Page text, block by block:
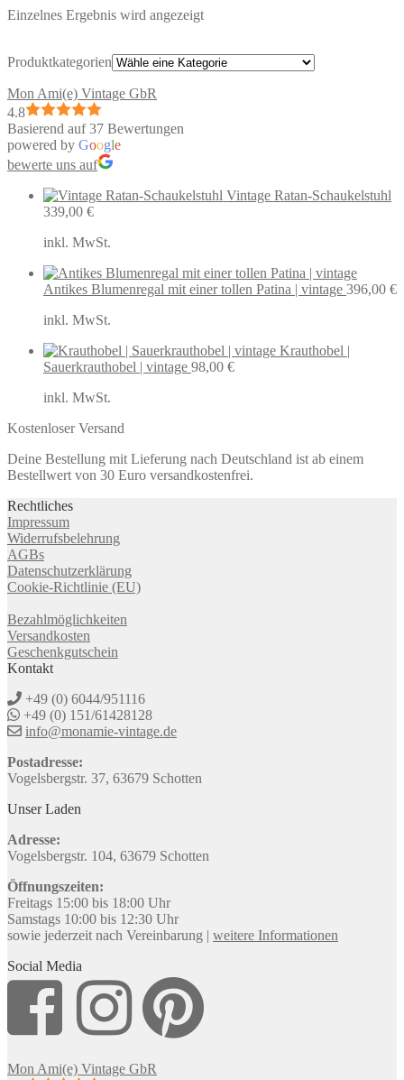
Einzelnes Ergebnis wird angezeigt
Produktkategorien
Mon Ami(e) Vintage GbR
4.8
Basierend auf 37 Bewertungen
powered by Google
bewerte uns auf
Vintage Ratan-Schaukelstuhl
339,00 €
inkl. MwSt.
Antikes Blumenregal mit einer tollen Patina | vintage 396,00 €
inkl. MwSt.
Krauthobel |
Sauerkrauthobel | vintage 98,00 €
inkl. MwSt.
Kostenloser Versand
Deine Bestellung mit Lieferung nach Deutschland ist ab einem
Bestellwert von 30 Euro versandkostenfrei.
Rechtliches
Impressum
Widerrufsbelehrung
AGBs
Datenschutzerklärung
Cookie-Richtlinie (EU)
Bezahlmöglichkeiten
Versandkosten
Geschenkgutschein
Kontakt
+49 (0) 6044/951116
+49 (0) 151/61428128
info@monamie-vintage.de
Postadresse:
Vogelsbergstr. 37, 63679 Schotten
Unser Laden
Adresse:
Vogelsbergstr. 104, 63679 Schotten
Öffnungszeiten:
Freitags 15:00 bis 18:00 Uhr
Samstags 10:00 bis 12:30 Uhr
sowie jederzeit nach Vereinbarung | weitere Informationen
Social Media
Mon Ami(e) Vintage GbR